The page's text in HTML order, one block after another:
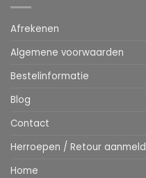
Afrekenen
Algemene voorwaarden
Bestelinformatie
Blog
Contact
Herroepen / Retour
Home